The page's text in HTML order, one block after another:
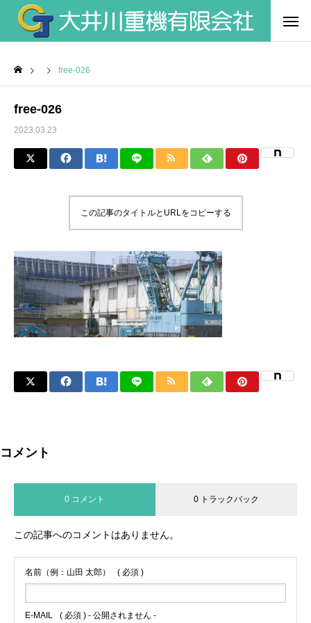
free-026
free-026
2023.03.23
この記事のタイトルとURLをコピーする
コメント
0 コメント 0 トラックバック
この記事へのコメントはありません。
名前（例：山田 太郎） ( 必須 )
E-MAIL ( 必須 ) - 公開されません -